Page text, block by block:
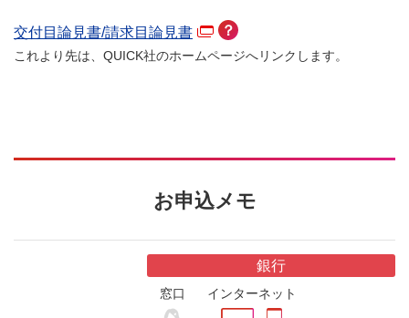
交付目論見書/請求目論見書 ？
これより先は、QUICK社のホームページへリンクします。
お申込メモ
銀行
窓口 インターネット